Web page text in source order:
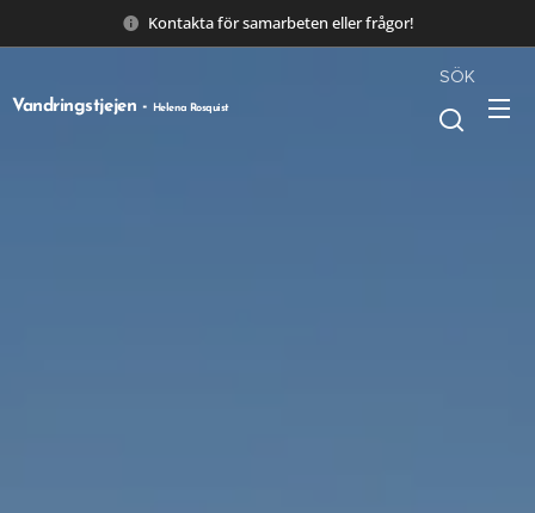
Kontakta för samarbeten eller frågor!
Vandringstjejen - Helena Rosquist
SÖK